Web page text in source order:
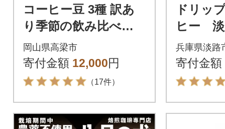
コーヒー豆 3種 訳あ
り季節の飲み比べセ
ット 1200g(200g×6
袋)
岡山県高梁市
寄付金額 12,000円
（17件）
ドリッ
ヒー
と納税
袋 ドリ
グ コ
兵庫県淡路
寄付金額